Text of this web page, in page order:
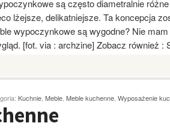
są często diametralnie
lżejsze, delikatniejsze. Ta koncepcja
wypoczynkowe są wygodne? Nie
[fot. via : archzine] Zobacz również
Kuchnie Meble Meble kuchenne Wyposażenie